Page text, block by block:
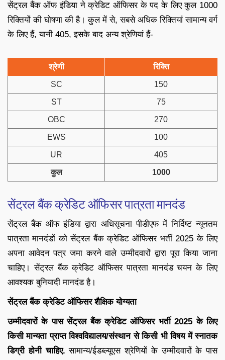
सेंट्रल बैंक ऑफ इंडिया ने क्रेडिट ऑफिसर के पद के लिए कुल 1000
रिक्तियों की घोषणा की है। कुल में से, सबसे अधिक रिक्तियां सामान्य वर्ग
के लिए हैं, यानी 405, इसके बाद अन्य श्रेणियां हैं-
श्रेणी रिक्ति
SC 150
ST 75
OBC 270
EWS 100
UR 405
कुल 1000
सेंट्रल बैंक क्रेडिट ऑफिसर पात्रता मानदंड
सेंट्रल बैंक ऑफ इंडिया द्वारा अधिसूचना पीडीएफ में निर्दिष्ट न्यूनतम
पात्रता मानदंडों को सेंट्रल बैंक क्रेडिट ऑफिसर भर्ती 2025 के लिए
अपना आवेदन पत्र जमा करने वाले उम्मीदवारों द्वारा पूरा किया जाना
चाहिए। सेंट्रल बैंक क्रेडिट ऑफिसर पात्रता मानदंड चयन के लिए
आवश्यक बुनियादी मानदंड है।
सेंट्रल बैंक क्रेडिट ऑफिसर शैक्षिक योग्यता
उम्मीदवारों के पास सेंट्रल बैंक क्रेडिट ऑफिसर भर्ती 2025 के लिए
किसी मान्यता प्राप्त विश्वविद्यालय/संस्थान से किसी भी विषय में स्नातक
डिग्री होनी चाहिए. सामान्य/ईडब्ल्यूएस श्रेणियों के उम्मीदवारों के पास